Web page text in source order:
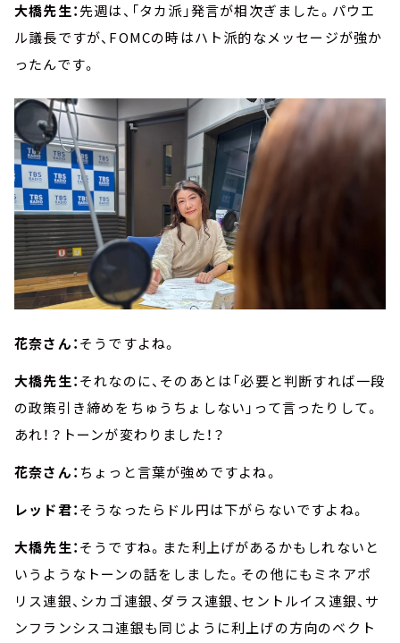
大橋先生：先週は、「タカ派」発言が相次ぎました。パウエ
ル議長ですが、FOMCの時はハト派的なメッセージが強か
ったんです。
花奈さん：そうですよね。
大橋先生：それなのに、そのあとは「必要と判断すれば一段
の政策引き締めをちゅうちょしない」って言ったりして。
あれ！？トーンが変わりました！？
花奈さん： ちょっと言葉が強めですよね。
レッド君：そうなったらドル円は下がらないですよね。
大橋先生：そうですね。また利上げがあるかもしれないと
いうようなトーンの話をしました。その他にもミネアポ
リス連銀、シカゴ連銀、ダラス連銀、セントルイス連銀、サ
ンフランシスコ連銀も同じように利上げの方向のベクト